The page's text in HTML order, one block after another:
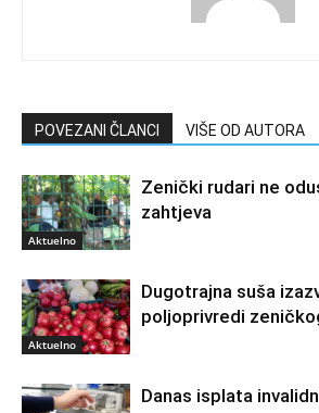
POVEZANI ČLANCI VIŠE OD AUTORA
Aktuelno
Zenički rudari ne
zahtjeva
Aktuelno
Dugotrajna suša
poljoprivredi
Danas isplata